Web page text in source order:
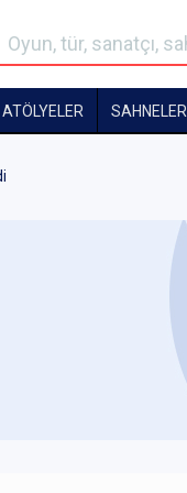
ATÖLYELER SAHNELER